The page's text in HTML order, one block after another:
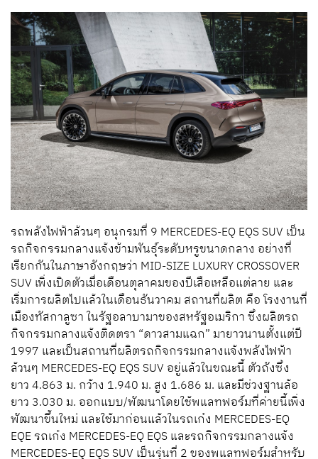
รถพลังไฟฟ้าล้วนๆ อนุกรมที่ 9 MERCEDES-EQ EQS SUV เป็น
รถกิจกรรมกลางแจ้งข้ามพันธุ์ระดับหรูขนาดกลาง อย่างที่
เรียกกันในภาษาอังกฤษว่า MID-SIZE LUXURY CROSSOVER
SUV เพิ่งเปิดตัวเมื่อเดือนตุลาคมของปีเสือเหลือแต่ลาย และ
เริ่มการผลิตไปแล้วในเดือนธันวาคม สถานที่ผลิต คือ โรงงานที่
เมืองทัสกาลูซา ในรัฐอลาบามาของสหรัฐอเมริกา ซึ่งผลิตรถ
กิจกรรมกลางแจ้งติดตรา “ดาวสามแฉก” มายาวนานตั้งแต่ปี
1997 และเป็นสถานที่ผลิตรถกิจกรรมกลางแจ้งพลังไฟฟ้า
ล้วนๆ MERCEDES-EQ EQS SUV อยู่แล้วในขณะนี้ ตัวถังซึ่ง
ยาว 4.863 ม. กว้าง 1.940 ม. สูง 1.686 ม. และมีช่วงฐานล้อ
ยาว 3.030 ม. ออกแบบ/พัฒนาโดยใช้พแลทฟอร์มที่ค่ายนี้เพิ่ง
พัฒนาขึ้นใหม่ และใช้มาก่อนแล้วในรถเก๋ง MERCEDES-EQ
EQE รถเก๋ง MERCEDES-EQ EQS และรถกิจกรรมกลางแจ้ง
MERCEDES-EQ EQS SUV เป็นรุ่นที่ 2 ของพแลทฟอร์มสำหรับ